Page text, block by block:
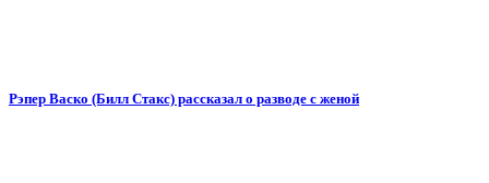
Рэпер Васко (Билл Стакс) рассказал о разводе с женой